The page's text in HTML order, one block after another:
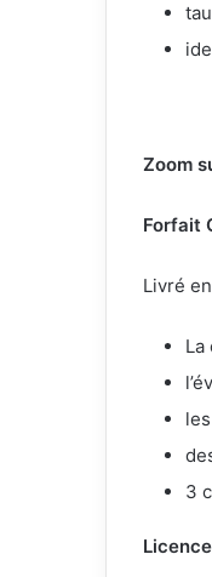
Zoom
Forfait
Livré
La
3